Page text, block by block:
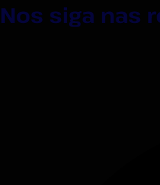
Nos siga nas